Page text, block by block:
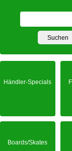
Händler-Specials
Boards/Skates